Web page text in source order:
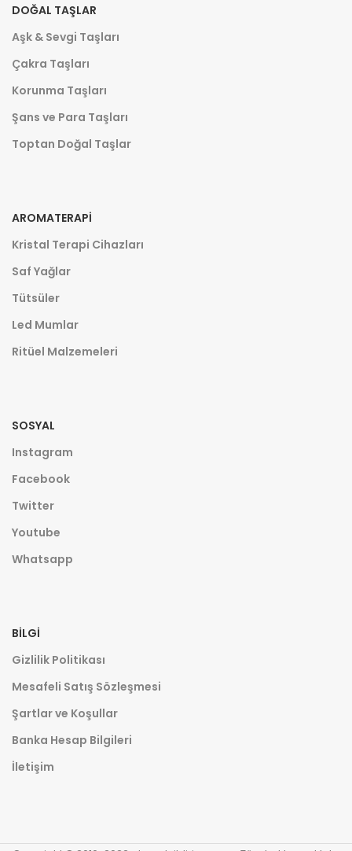
DOĞAL TAŞLAR
Aşk & Sevgi Taşları
Çakra Taşları
Korunma Taşları
Şans ve Para Taşları
Toptan Doğal Taşlar
AROMATERAPI
Kristal Terapi Cihazları
Saf Yağlar
Tütsüler
Led Mumlar
Ritüel Malzemeleri
SOSYAL
Instagram
Facebook
Twitter
Youtube
Whatsapp
BILGI
Gizlilik Politikası
Mesafeli Satış Sözleşmesi
Şartlar ve Koşullar
Banka Hesap Bilgileri
İletişim